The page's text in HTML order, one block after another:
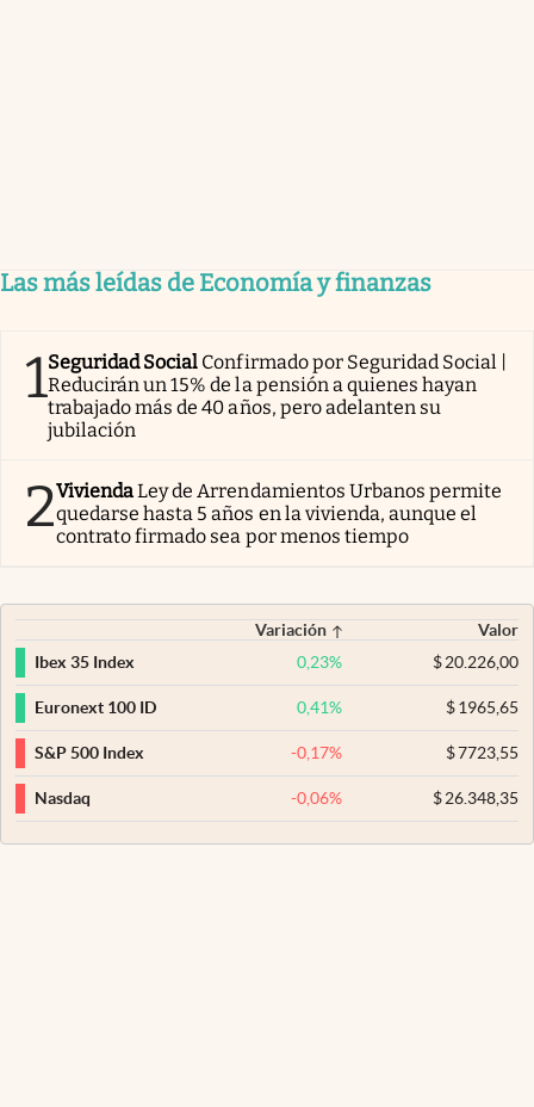
Las más leídas de Economía y finanzas
1Seguridad Social Confirmado por Seguridad Social |
Reducirán un 15% de la pensión a quienes hayan
trabajado más de 40 años, pero adelanten su
jubilación
2ViviendaLey de Arrendamientos Urbanos permite
quedarse hasta 5 años en la vivienda, aunque el
contrato firmado sea por menos tiempo
Variación
Valor
Ibex 35 Index
0,23% $20.226,00
Euronext 100 ID 0,41% $1965,65
S&P 500 Index -0,17% $7723,55
Nasdaq -0,06% $26.348,35